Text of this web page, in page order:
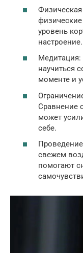
уровень
настроение.
Медитация:
научиться
моменте и
Сравнение
может
себе.
свежем
помогают